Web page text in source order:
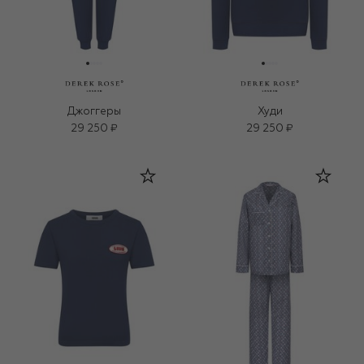
Джоггеры
29 250 ₽
Худи
29 250 ₽